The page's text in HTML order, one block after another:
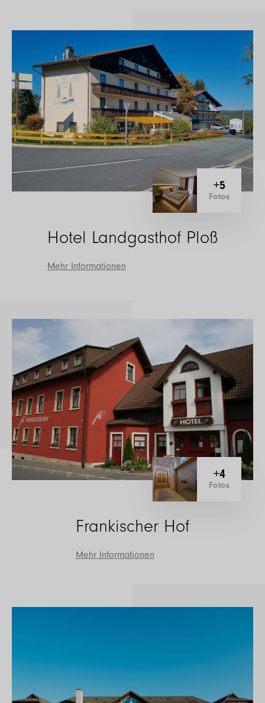
Hotel Landgasthof Ploß
Mehr Informationen
+5
Fotos
Frankischer Hof
Mehr Informationen
+4
Fotos